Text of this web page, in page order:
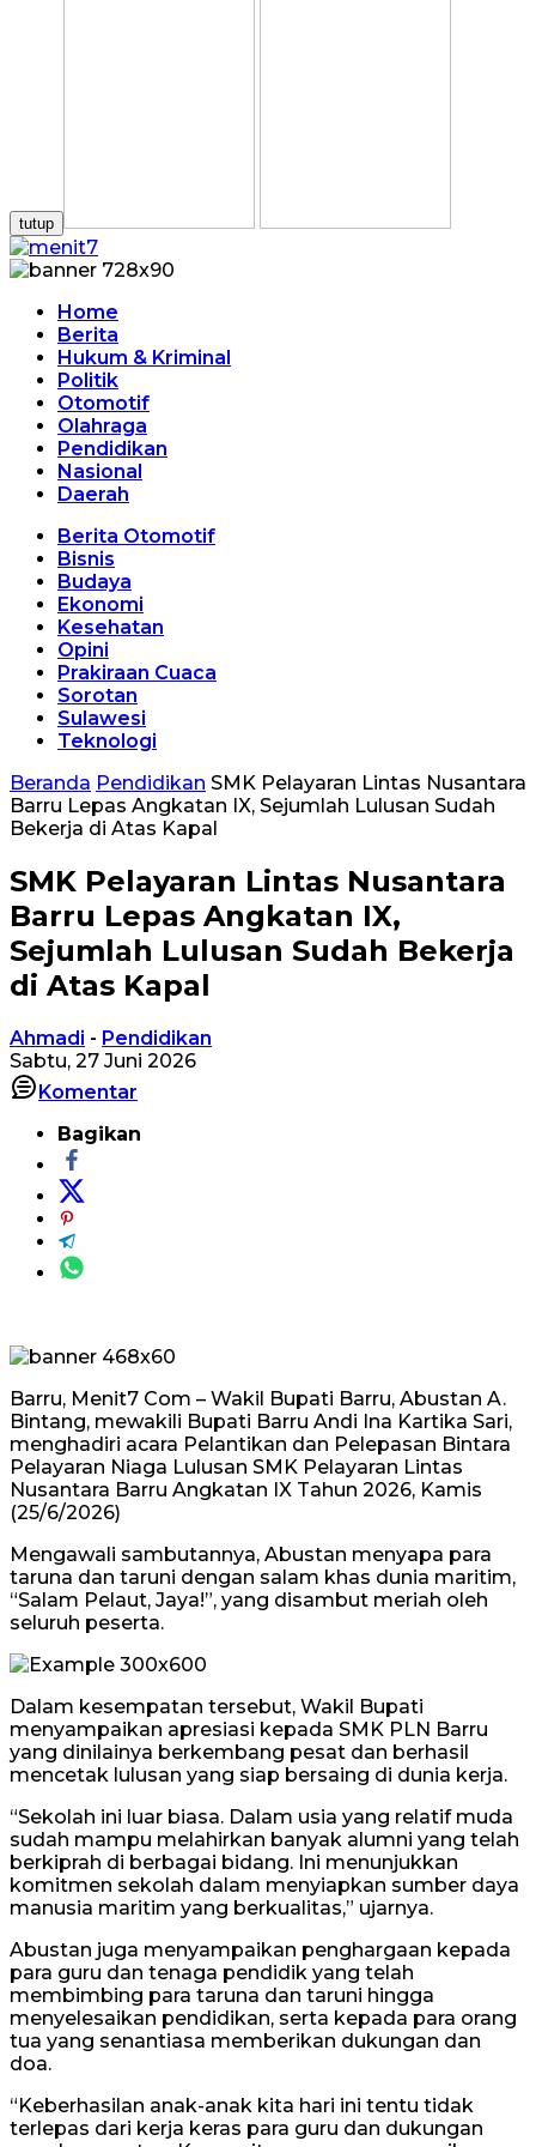
tutup
Home
Berita
Hukum & Kriminal
Politik
Otomotif
Olahraga
Pendidikan
Nasional
Daerah
Berita Otomotif
Bisnis
Budaya
Ekonomi
Kesehatan
Opini
Prakiraan Cuaca
Sorotan
Sulawesi
Teknologi
Beranda Pendidikan SMK Pelayaran Lintas Nusantara
Barru Lepas Angkatan IX, Sejumlah Lulusan Sudah
Bekerja di Atas Kapal
SMK Pelayaran Lintas Nusantara
Barru Lepas Angkatan IX,
Sejumlah Lulusan Sudah Bekerja
di Atas Kapal
Ahmadi - Pendidikan
Sabtu, 27 Juni 2026
Komentar
Bagikan
Barru, Menit7 Com – Wakil Bupati Barru, Abustan A.
Bintang, mewakili Bupati Barru Andi Ina Kartika Sari,
menghadiri acara Pelantikan dan Pelepasan Bintara
Pelayaran Niaga Lulusan SMK Pelayaran Lintas
Nusantara Barru Angkatan IX Tahun 2026, Kamis
(25/6/2026)
Mengawali sambutannya, Abustan menyapa para
taruna dan taruni dengan salam khas dunia maritim,
“Salam Pelaut, Jaya!”, yang disambut meriah oleh
seluruh peserta.
Dalam kesempatan tersebut, Wakil Bupati
menyampaikan apresiasi kepada SMK PLN Barru
yang dinilainya berkembang pesat dan berhasil
mencetak lulusan yang siap bersaing di dunia kerja.
“Sekolah ini luar biasa. Dalam usia yang relatif muda
sudah mampu melahirkan banyak alumni yang telah
berkiprah di berbagai bidang. Ini menunjukkan
komitmen sekolah dalam menyiapkan sumber daya
manusia maritim yang berkualitas,” ujarnya.
Abustan juga menyampaikan penghargaan kepada
para guru dan tenaga pendidik yang telah
membimbing para taruna dan taruni hingga
menyelesaikan pendidikan, serta kepada para orang
tua yang senantiasa memberikan dukungan dan
doa.
“Keberhasilan anak-anak kita hari ini tentu tidak
terlepas dari kerja keras para guru dan dukungan